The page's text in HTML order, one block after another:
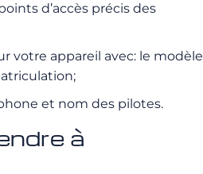
d’accès précis des
votre appareil avec: le modèle
et nom des pilotes.
à